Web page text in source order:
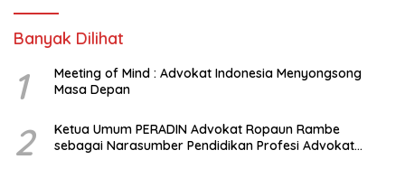
Banyak Dilihat
1
Meeting of Mind : Advokat Indonesia Menyongsong
Masa Depan
2
Ketua Umum PERADIN Advokat Ropaun Rambe
sebagai Narasumber Pendidikan Profesi Advokat